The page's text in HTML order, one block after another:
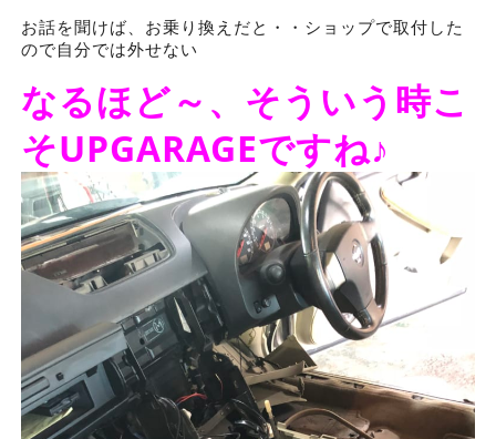
お話を聞けば、お乗り換えだと・・ショップで取付した
ので自分では外せない
なるほど～、そういう時こ
そUPGARAGEですね♪